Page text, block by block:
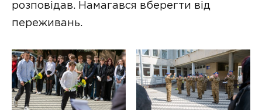
розповідав. Намагався вберегти від
переживань.